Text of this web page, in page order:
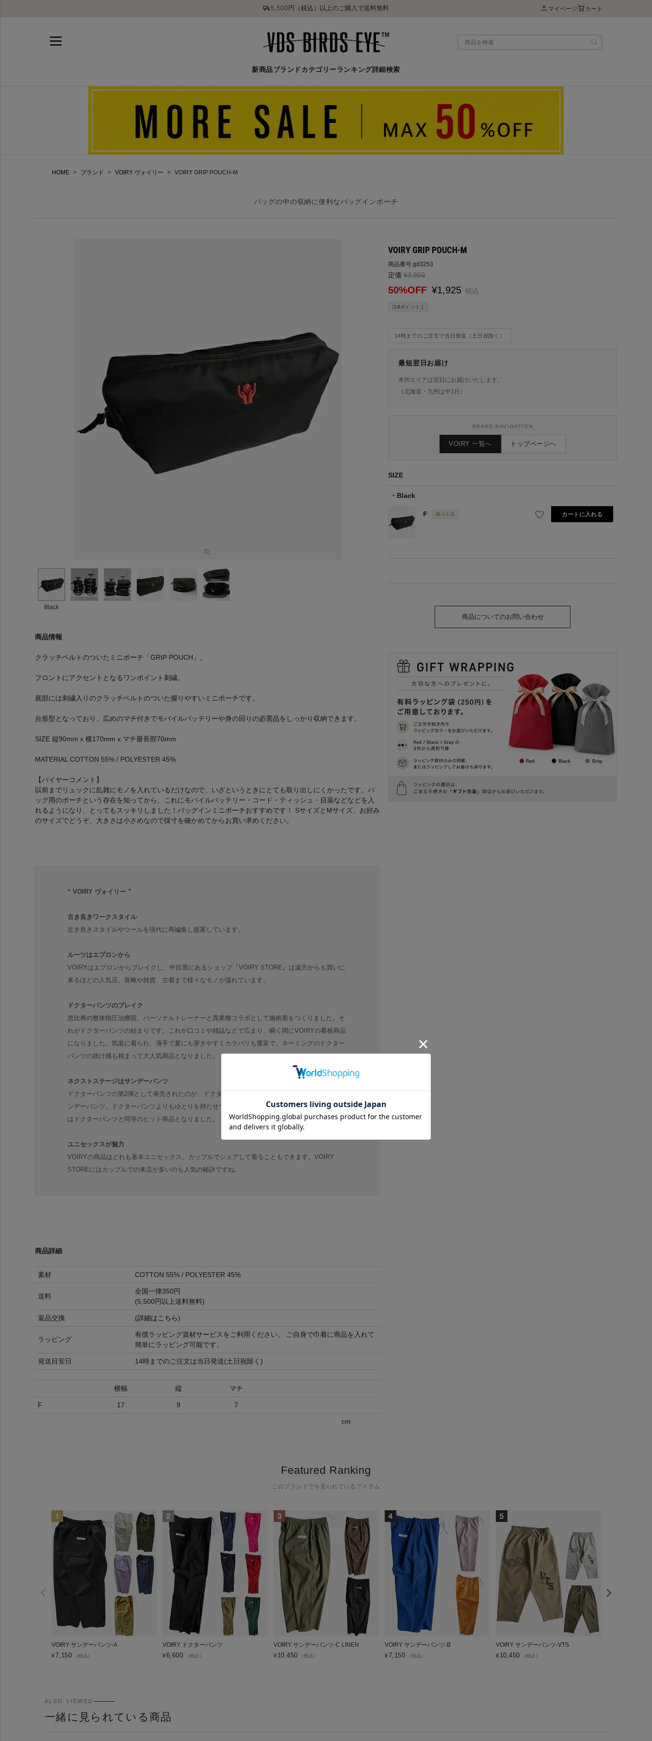
5,500円（税込）以上のご購入で送料無料 マイページ カート
新商品ブランド カテゴリーランキング詳細検索
HOME ブランド VOIRY ヴォイリー VOIRY GRIP POUCH-M
バッグの中の収納に便利なバッグインポーチ
Black
商品情報
クラッチベルトのついたミニポーチ「GRIP POUCH」。
フロントにアクセントとなるワンポイント刺繍。
底部には刺繍入りのクラッチベルトのついた握りやすいミニポーチです。
台形型となっており、広めのマチ付きでモバイルバッテリーや身の回りの必需品をしっかり収納できます。
SIZE 縦90mm x 横170mm x マチ最長部70mm
MATERIAL COTTON 55% / POLYESTER 45%
【バイヤーコメント】
以前までリュックに乱雑にモノを入れているだけなので、いざというときにとても取り出しにくかったです。バ
ッグ用のポーチという存在を知ってから、これにモバイルバッテリー・コード・ティッシュ・目薬などなどを入
れるようになり、とってもスッキリしました！バッグインミニポーチおすすめです！ SサイズとMサイズ、お好み
のサイズでどうぞ。大きさは小さめなので採寸を確かめてからお買い求めください。
“ VOIRY ヴォイリー ”
古き良きワークスタイル
古き良きスタイルやツールを現代に再編集し提案しています。
ルーツはエプロンから
VOIRYはエプロンからブレイクし、中目黒にあるショップ『VOIRY STORE』は遠方からも買いに
来るほどの人気店。長靴や雑貨、古着まで様々なモノが溢れています。
ドクターパンツのブレイク
恵比寿の整体指圧治療院、パーソナルトレーナーと異業種コラボとして施術着をつくりました。そ
れがドクターパンツの始まりです。これが口コミや雑誌などで広まり、瞬く間にVOIRYの看板商品
になりました。気楽に着られ、薄手で夏にも穿きやすくカラバリも豊富で、ネーミングのドクター
パンツの抜け感も相まって大人気商品となりました。
ネクストステージはサンデーパンツ
ドクターパンツの第2弾として発売されたのが、ドクターの休日リラックスウェアをイメージしたサ
ンデーパンツ。ドクターパンツよりもゆとりを持たせてワイドシルエットとなっています。現在で
はドクターパンツと同等のヒット商品となりました。
ユニセックスが魅力
VOIRYの商品はどれも基本ユニセックス。カップルでシェアして着ることもできます。VOIRY
STOREにはカップルでの来店が多いのも人気の秘訣ですね。
商品詳細
素材 COTTON 55% / POLYESTER 45%
送料
全国一律350円
(5,500円以上送料無料)
返品交換 (詳細はこちら)
ラッピング
有償ラッピング資材サービスをご利用ください。 ご自身で巾着に商品を入れて
簡単にラッピング可能です。
発送目安日 14時までのご注文は当日発送(土日祝除く)
横幅 縦 マチ
F 17 9 7
cm
VOIRY GRIP POUCH-M
商品番号 gd3253
定価 ¥3,850
→
50%OFF ¥1,925 税込
[18ポイント ]
14時までのご注文で当日発送（土日祝除く）
最短翌日お届け
本州エリアは翌日にお届けいたします。
（北海道・九州は中1日）
BRAND NAVIGATION
VOIRY 一覧へ トップページへ
SIZE
Black
F 残り1点 カートに入れる
商品についてのお問い合わせ
Featured Ranking
このブランドで今見られているアイテム
VOIRY サンデーパンツ-A
¥7,150 （税込）
VOIRY ドクターパンツ
¥6,600 （税込）
VOIRY サンデーパンツ-C LINEN
¥ 10,450 （税込）
VOIRY サンデーパンツ-B
¥7,150 （税込）
VOIRY サンデーパンツ-VTS
¥ 10,450 （税込）
ALSO VIEWED
一緒に見られている商品